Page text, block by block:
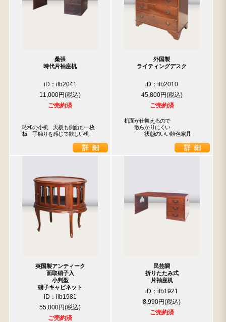
桑張
時代片袖座机
iD：ilb2041
11,000円
ご売約済
昭和の小机　天板も側面も一枚
板　手触りを感じて欲しい机
外国製
ライティングデスク
iD：ilb2010
45,800円
ご売約済
机面が仕舞えるので
散らかりにくい
状態のいい飴色家具
英国製アンティーク
面取硝子入
小判型
硝子キャビネット
iD：ilb1981
55,000円
ご売約済
民芸調
折りたたみ式
片袖座机
iD：ilb1921
8,990円
ご売約済